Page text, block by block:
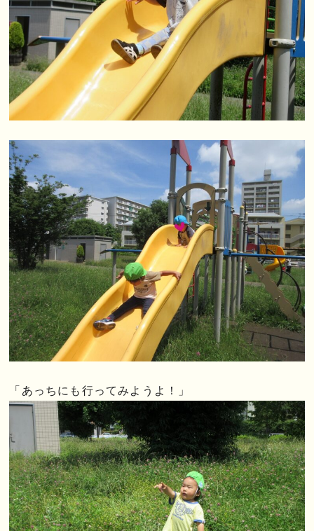
「あっちにも行ってみようよ！」